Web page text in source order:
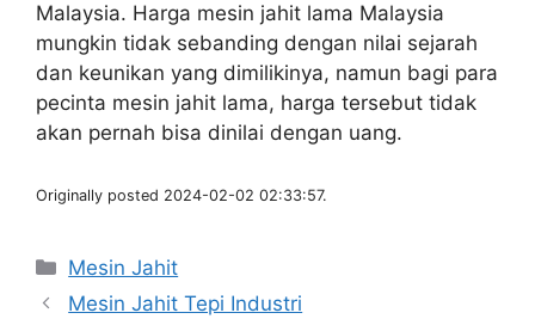
Malaysia. Harga mesin jahit lama Malaysia
mungkin tidak sebanding dengan nilai sejarah
dan keunikan yang dimilikinya, namun bagi para
pecinta mesin jahit lama, harga tersebut tidak
akan pernah bisa dinilai dengan uang.
Originally posted 2024-02-02 02:33:57.
Categories
Mesin Jahit
Mesin Jahit Tepi Industri